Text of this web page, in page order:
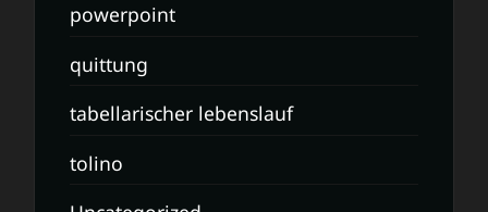
powerpoint
quittung
tabellarischer lebenslauf
tolino